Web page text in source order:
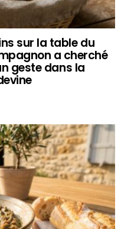
sur la table du
a cherché
geste dans la